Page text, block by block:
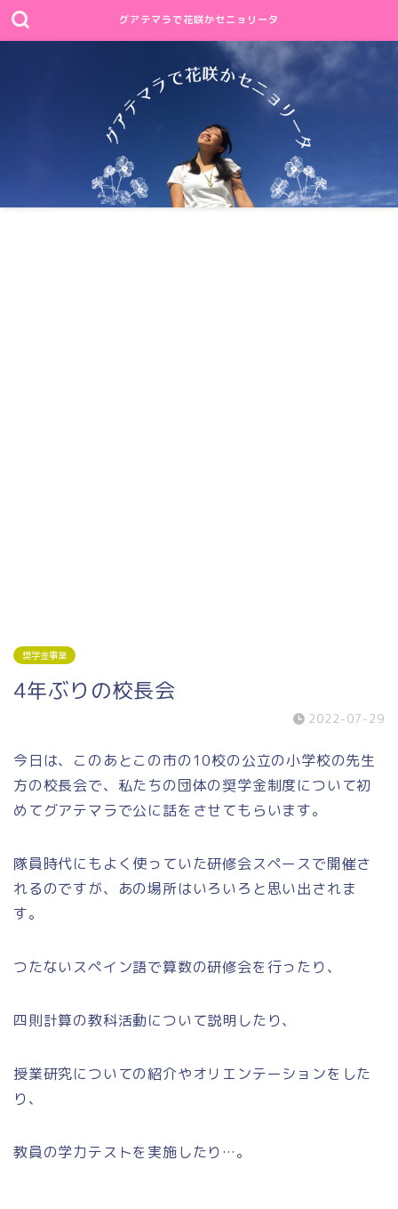
グアテマラで花咲かセニョリータ
奨学金事業
4年ぶりの校長会
2022-07-29
今日は、このあとこの市の10校の公立の小学校の先生
方の校長会で、私たちの団体の奨学金制度について初
めてグアテマラで公に話をさせてもらいます。
隊員時代にもよく使っていた研修会スペースで開催さ
れるのですが、あの場所はいろいろと思い出されま
す。
つたないスペイン語で算数の研修会を行ったり、
四則計算の教科活動について説明したり、
授業研究についての紹介やオリエンテーションをした
り、
教員の学力テストを実施したり…。